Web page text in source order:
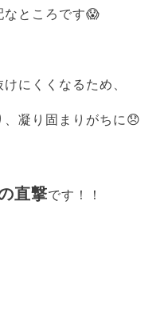
なところです😱
にくくなるため、
凝り固まりがちに😞
直撃です！！